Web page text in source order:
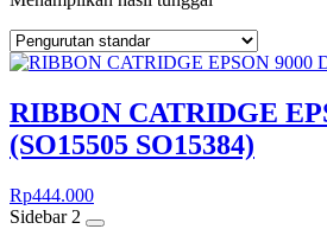
RIBBON CATRIDGE
(SO15505 SO15384)
Rp444.000
Sidebar 2